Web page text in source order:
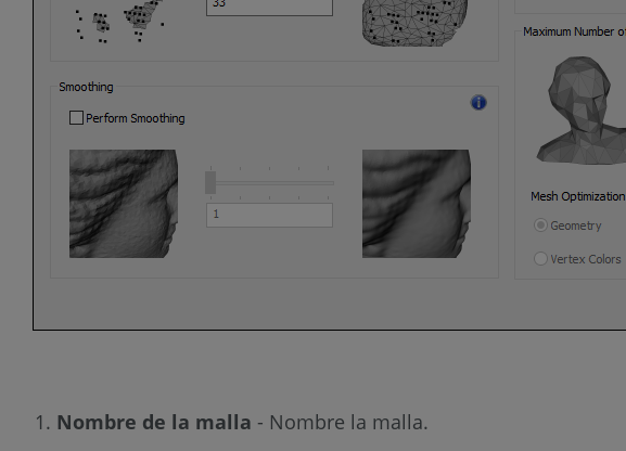
Nombre de la malla - Nombre la malla.